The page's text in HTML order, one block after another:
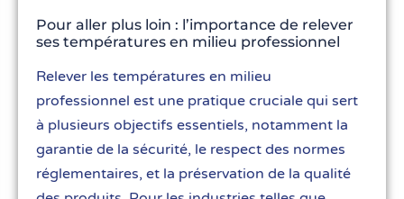
Pour aller plus loin : l’importance de relever
ses températures en milieu professionnel
Relever les températures en milieu
professionnel est une pratique cruciale qui sert
à plusieurs objectifs essentiels, notamment la
garantie de la sécurité, le respect des normes
réglementaires, et la préservation de la qualité